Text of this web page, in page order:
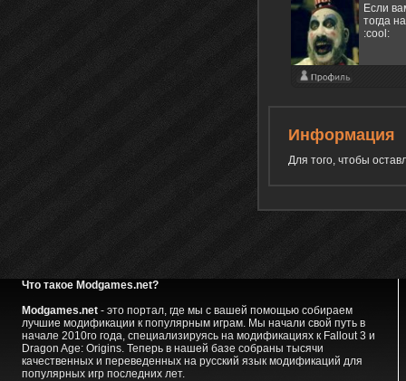
Если
тогда
:cool:
Информация
Для того, чтобы
Что такое Modgames.net?
Modgames.net- это портал, где мы с вашей помощью собираем
лучшие модификации к популярным играм. Мы начали свой путь в
начале 2010го года, специализируясь на модификациях к Fallout 3 и
Dragon Age: Origins. Теперь в нашей базе собраны тысячи
качественных и переведенных на русский язык модификаций для
популярных игр последних лет.